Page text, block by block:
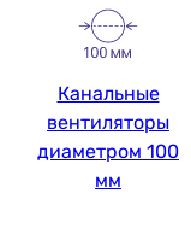
Канальные
вентиляторы
диаметром 100
мм